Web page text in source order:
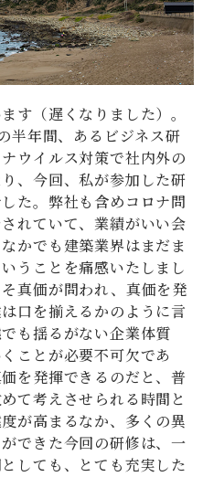
す（遅くなりました）。
半年間、あるビジネス研
ウイルス対策で社内外の
、今回、私が参加した研
た。弊社も含めコロナ問
れていて、業績がいい会
かでも建築業界はまだま
うことを痛感いたしまし
真価が問われ、真価を発
口を揃えるかのように言
も揺るがない企業体質
ことが必要不可欠であ
を発揮できるのだと、普
て考えさせられる時間と
が高まるなか、多くの異
できた今回の研修は、一
しても、とても充実した